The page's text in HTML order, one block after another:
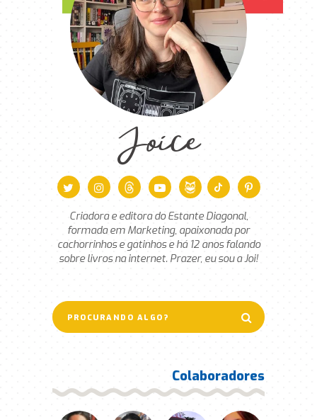
Joice
Criadora e editora do Estante Diagonal,
formada em Marketing, apaixonada por
cachorrinhos e gatinhos e há 12 anos falando
sobre livros na internet. Prazer, eu sou a Joi!
Colaboradores